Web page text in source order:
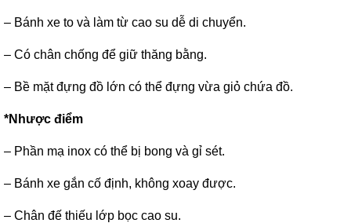
– Bánh xe to và làm từ cao su dễ di chuyển.
– Có chân chống để giữ thăng bằng.
– Bề mặt đựng đồ lớn có thể đựng vừa giỏ chứa đồ.
*Nhược điểm
– Phần mạ inox có thể bị bong và gỉ sét.
– Bánh xe gắn cố định, không xoay được.
– Chân đế thiếu lớp bọc cao su.